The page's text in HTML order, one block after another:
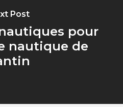
Post
pour
nautique de